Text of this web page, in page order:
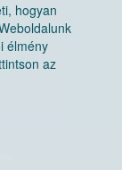
hogyan
élmény
az